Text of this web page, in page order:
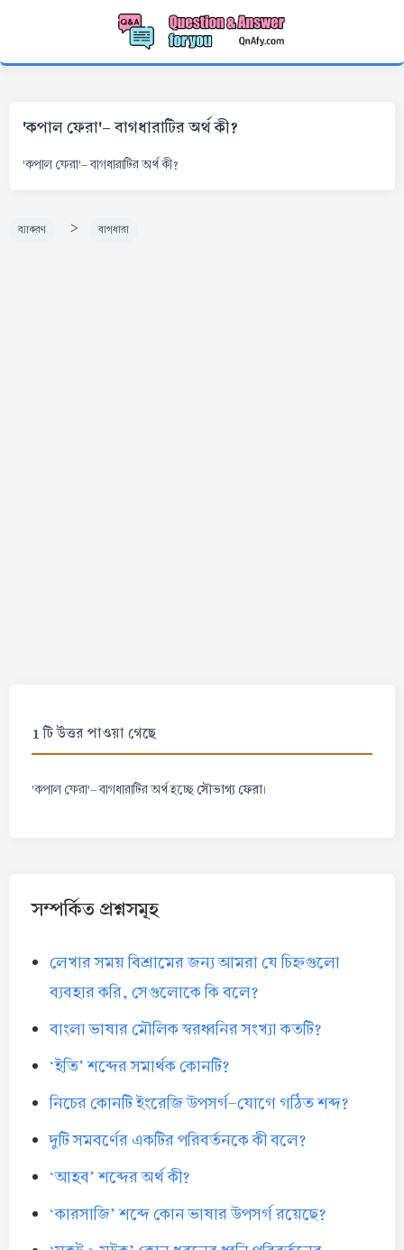
'কপাল ফেরা'- বাগধারাটির অর্থ কী?
'কপাল ফেরা'- বাগধারাটির অর্থ কী?
ব্যাকরণ > বাগ্‌ধারা
1 টি উত্তর পাওয়া গেছে
'কপাল ফেরা'- বাগধারাটির অর্থ হচ্ছেসৌভাগ্য ফেরা।
সম্পর্কিত প্রশ্নসমূহ
লেখার সময় বিশ্রামের জন্য আমরা যে চিহ্নগুলো
ব্যবহার করি, সেগুলোকে কি বলে?
বাংলা ভাষার মৌলিক স্বরধ্বনির সংখ্যা কতটি?
‘ইতি’ শব্দের সমার্থক কোনটি?
নিচের কোনটি ইংরেজি উপসর্গ-যোগে গঠিত শব্দ?
দুটি সমবর্ণের একটির পরিবর্তনকে কী বলে?
‘আহব’ শব্দের অর্থ কী?
‘কারসাজি’ শব্দে কোন ভাষার উপসর্গ রয়েছে?